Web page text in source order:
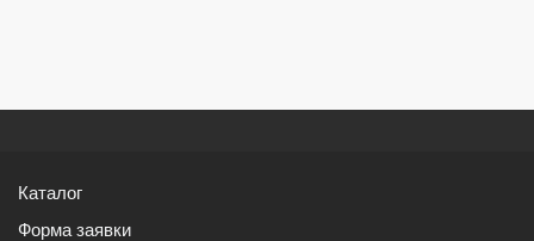
Каталог
Форма заявки